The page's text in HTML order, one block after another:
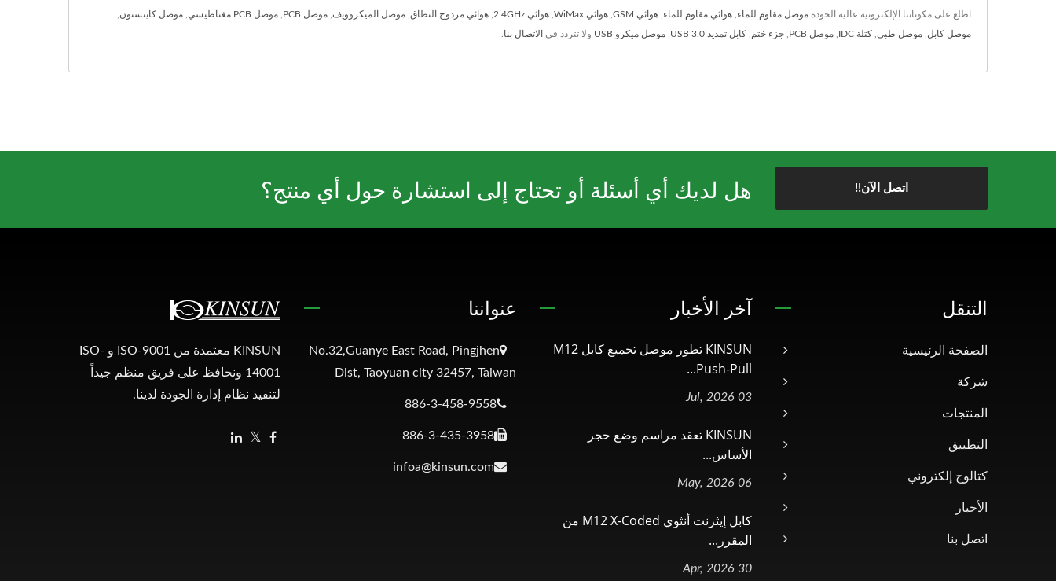
اطلع على مكوناتنا الإلكترونية عالية الجودة موصل مقاوم للماء هوائي مقاوم للماء هوائي GSM هوائي WiMax هوائي 2.4GHz هوائي مزدوج النطاق موصل الميكروويف موصل PCB موصل PCB مغناطيسي موصل كاينستون
موصل كابل موصل طبي كتلة IDC موصل PCB جزء ختم كابل تمديد USB 3.0 موصل ميكرو USB ولا تتردد في الاتصال بنا
هل لديك أي أسئلة أو تحتاج إلى استشارة حول أي منتج؟ اتصل الآن!!
KINSUN معتمدة من ISO-9001 و ISO-
14001 ونحافظ على فريق منظم جيداً
لتنفيذ نظام إدارة الجودة لدينا.
عنواننا
No.32,Guanye East Road, Pingjhen
Dist, Taoyuan city 32457, Taiwan
886-3-458-9558
886-3-435-3958
infoa@kinsun.com
آخر الأخبار
KINSUN تطور موصل تجميع كابل M12
Push-Pull...
03 Jul, 2026
KINSUN تعقد مراسم وضع حجر
الأساس...
06 May, 2026
كابل إيثرنت أنثوي M12 X-Coded من
المقرر...
30 Apr, 2026
التنقل
الصفحة الرئيسية
شركة
المنتجات
التطبيق
كتالوج إلكتروني
الأخبار
اتصل بنا